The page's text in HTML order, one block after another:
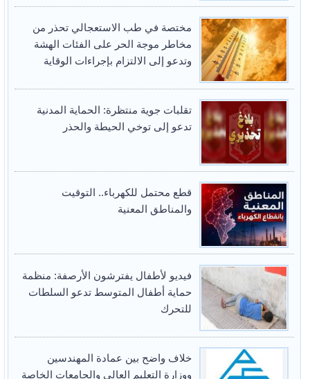
مختصة في طب الاستعجالي تحذر من
مخاطر موجة الحر على الفئات الهشة
وتدعو إلى الالتزام بإجراءات الوقاية
تقلبات جوية منتظرة: الحماية المدنية
تدعو إلى توخي الحيطة والحذر
قطع محتمل للكهرباء.. التوقيت
والمناطق المعنية
فيديو لأطفال يفترشون الأرصفة: منظمة
حماية أطفال المتوسط تدعو السلطات
للتحرك
خلاف واضح بين عمادة المهندسين
ووزارة التعليم العالي والجامعات الخاصة